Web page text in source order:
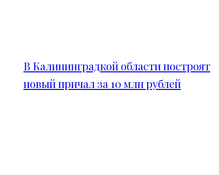
В Калининградкой области построят
новый причал за 10 млн рублей